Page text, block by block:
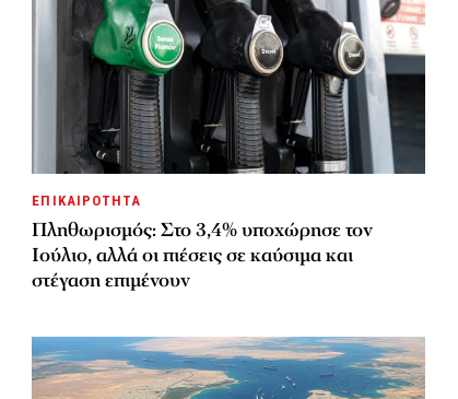
ΕΠΙΚΑΙΡΟΤΗΤΑ
Πληθωρισμός: Στο 3,4% υποχώρησε τον
Ιούλιο, αλλά οι πιέσεις σε καύσιμα και
στέγαση επιμένουν